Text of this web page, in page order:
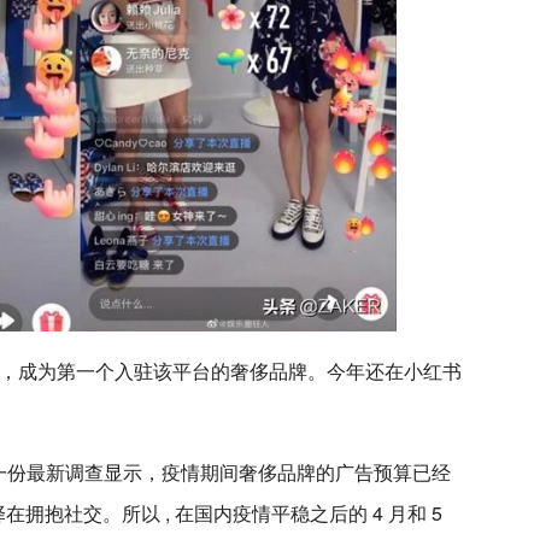
成为第一个入驻该平台的奢侈品牌。今年还在小红书
最新调查显示，疫情期间奢侈品牌的广告预算已经
拥抱社交。所以 , 在国内疫情平稳之后的 4 月和 5